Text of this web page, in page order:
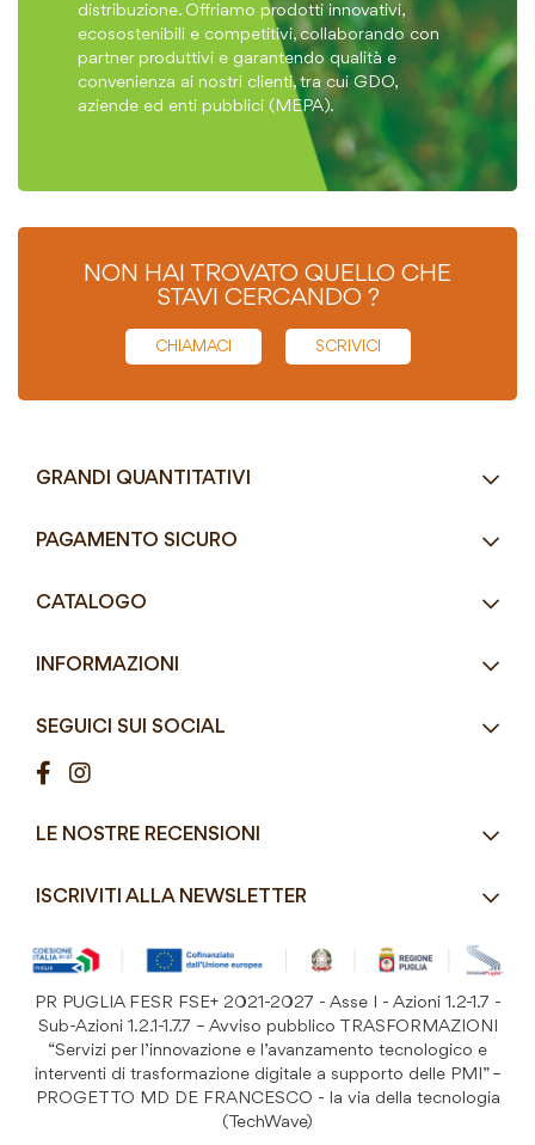
distribuzione. Offriamo prodotti innovativi,
ecosostenibili e competitivi, collaborando con
partner produttivi e garantendo qualità e
convenienza ai nostri clienti, tra cui GDO,
aziende ed enti pubblici (MEPA).
NON HAI TROVATO QUELLO CHE
STAVI CERCANDO ?
CHIAMACI SCRIVICI
GRANDI QUANTITATIVI
RICHIEDI UN PREVENTIVO
Email info@mddefrancesco.it
8:30 - 12:30 / 15:00 - 19:00
PAGAMENTO SICURO
CATALOGO
Street Food e Take
Pizzerie e Panifici
Ristorazione
Detergenza e Attrezzatura
Festività
Prodotti Riutilizzabili
INFORMAZIONI
Condizioni di vendita
Costi di Spedizione
SEGUICI SUI SOCIAL
LE NOSTRE RECENSIONI
ISCRIVITI ALLA NEWSLETTER
alla
Newsletter:
ISCRIVITI
PR PUGLIA FESR FSE+ 2021-2027 - Asse I - Azioni 1.2-1.7 -
Sub-Azioni 1.2.1-1.7.7 – Avviso pubblico TRASFORMAZIONI
“Servizi per l’innovazione e l’avanzamento tecnologico e
interventi di trasformazione digitale a supporto delle PMI” –
PROGETTO MD DE FRANCESCO - la via della tecnologia
(TechWave)